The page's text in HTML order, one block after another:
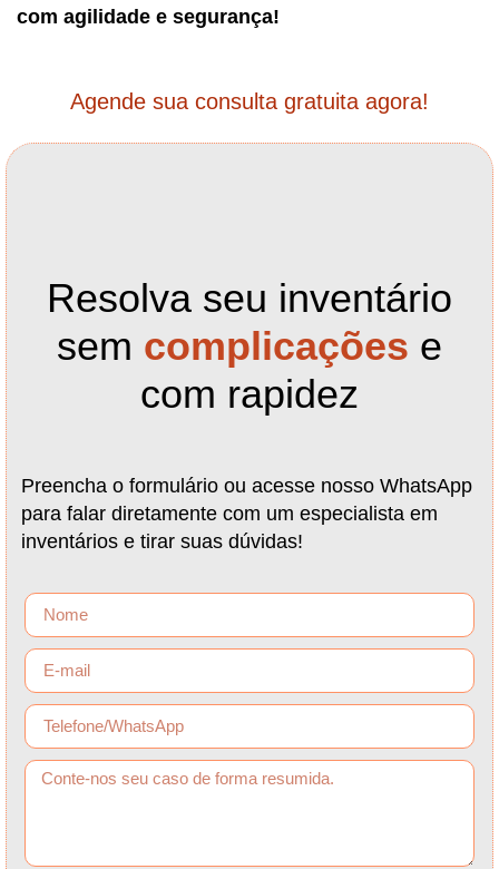
com agilidade e segurança!
Agende sua consulta gratuita agora!
Resolva seu inventário
sem complicações e
com rapidez
Preencha o formulário ou acesse nosso WhatsApp
para falar diretamente com um especialista em
inventários e tirar suas dúvidas!